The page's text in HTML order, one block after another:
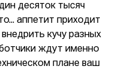
десяток тысяч
аппетит приходит
кучу разных
ждут именно
плане ваш